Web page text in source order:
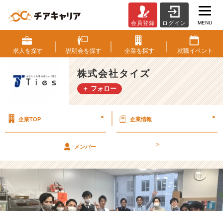
長
の
お
誕
生
日
い
し
式
会
会員登録 ログイン MENU
求人を探す 説明会を探す 企業を探す 就職イベント
株式会社タイズ
＋ フォロー
企業TOP > 企業情報 >
メンバー >